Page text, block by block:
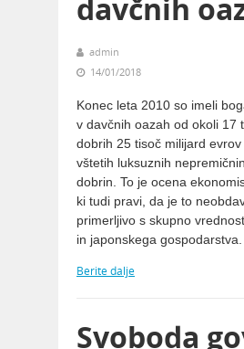
davčnih
admin
14/01/2018
Konec leta 2010 so imeli
v davčnih oazah od okoli 17
dobrih 25 tisoč milijard
vštetih luksuznih
dobrin. To je ocena
ki tudi pravi, da je to
primerljivo s skupno
in japonskega gospodarstva.
Berite dalje
Svoboda